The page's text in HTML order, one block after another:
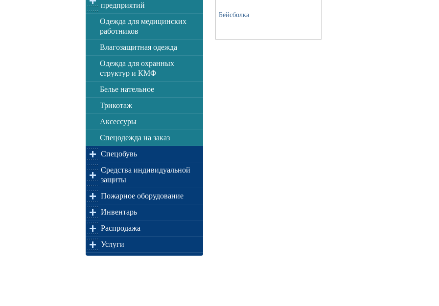
предприятий
Одежда для медицинских
работников
Влагозащитная одежда
Одежда для охранных
структур и КМФ
Белье нательное
Трикотаж
Аксессуры
Спецодежда на заказ
Спецобувь
Средства индивидуальной
защиты
Пожарное оборудование
Инвентарь
Распродажа
Услуги
Бейсболка